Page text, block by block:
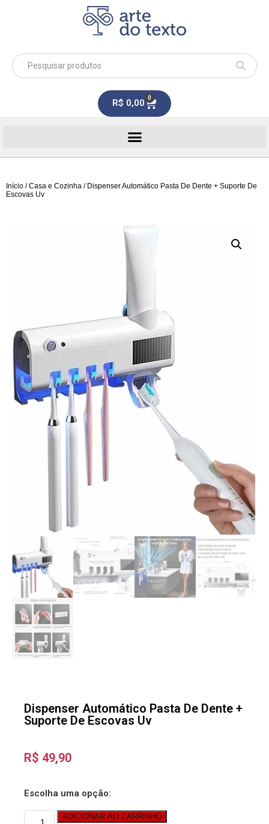
R$ 0,00 0
Início /Casa e Cozinha / Dispenser Automático Pasta De Dente + Suporte De
Escovas Uv
Dispenser Automático Pasta De Dente +
Suporte De Escovas Uv
R$ 49,90
Escolha uma opção:
ADICIONAR AO CARRINHO